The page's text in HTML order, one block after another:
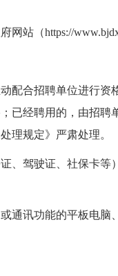
（https://
合招聘单位进行资
已经聘用的，由招
理规定》严肃处理。
驾驶证、社保卡等
讯功能的平板电脑